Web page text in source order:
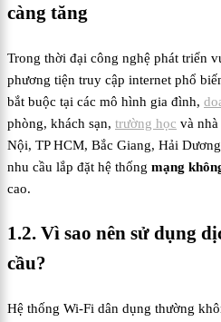
càng tăng
Trong thời đại công nghệ phát triển
phương tiện truy cập internet phổ
bắt buộc tại các mô hình gia đình,
phòng, khách sạn, trường học và
Nội, TP HCM, Bắc Giang, Hải
nhu cầu lắp đặt hệ thống mạng
cao.
1.2. Vì sao nên sử dụng
cầu?
Hệ thống Wi-Fi dân dụng thường